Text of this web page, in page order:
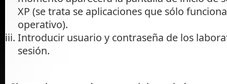
XP (se trata se aplicaciones que sólo
operativo).
Introducir usuario y contraseña de los
sesión.